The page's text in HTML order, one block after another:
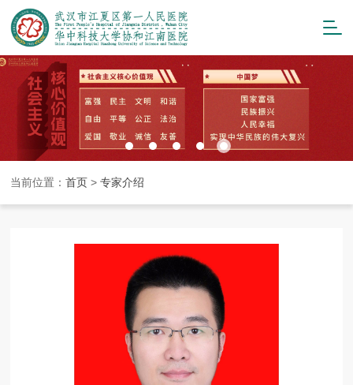
当前位置：首页 >专家介绍